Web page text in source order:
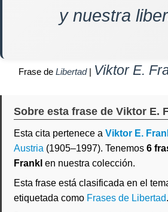
y nuestra
Frase de Libertad| Viktor E.
Sobre esta frase de Viktor E.
Esta cita pertenece a Viktor E.
Austria (1905–1997). Tenemos 6
Frankl en nuestra colección.
Esta frase está clasificada en el
etiquetada como Frases de Libertad.